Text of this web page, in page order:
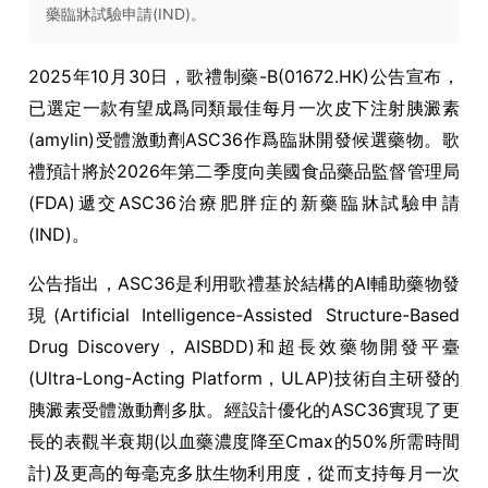
藥臨牀試驗申請(IND)。
2025年10月30日，歌禮制藥-B(01672.HK)公告宣布，
已選定一款有望成爲同類最佳每月一次皮下注射胰澱素
(amylin)受體激動劑ASC36作爲臨牀開發候選藥物。歌
禮預計將於2026年第二季度向美國食品藥品監督管理局
(FDA)遞交ASC36治療肥胖症的新藥臨牀試驗申請
(IND)。
公告指出，ASC36是利用歌禮基於結構的AI輔助藥物發
現(Artificial Intelligence-Assisted Structure-Based
Drug Discovery，AISBDD)和超長效藥物開發平臺
(Ultra-Long-Acting Platform，ULAP)技術自主研發的
胰澱素受體激動劑多肽。經設計優化的ASC36實現了更
長的表觀半衰期(以血藥濃度降至Cmax的50%所需時間
計)及更高的每毫克多肽生物利用度，從而支持每月一次